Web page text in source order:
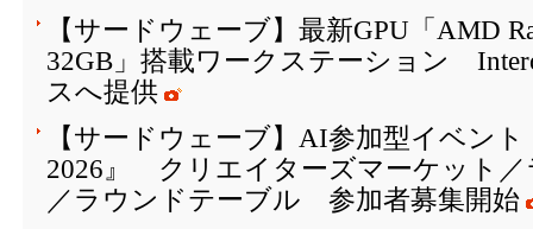
【サードウェーブ】最新GPU「AMD
32GB」搭載ワークステーション
スへ提供
【サードウェーブ】AI参加型イベン
2026』 クリエイターズマーケット
／ラウンドテーブル 参加者募集開始